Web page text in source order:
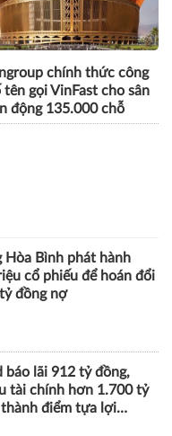
chính thức công
tên gọi VinFast cho sân
động 135.000 chỗ
Hòa Bình phát hành
cổ phiếu để hoán đổi
đồng nợ
báo lãi 912 tỷ đồng,
tài chính hơn 1.700 tỷ
điểm tựa lợi